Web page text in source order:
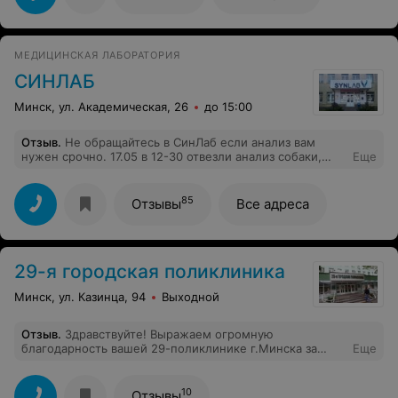
высококвалифицированными специалистами. Теперь
только к Вам
МЕДИЦИНСКАЯ ЛАБОРАТОРИЯ
СИНЛАБ
Минск, ул. Академическая, 26 до 15:00
Отзыв. Не обращайтесь в СинЛаб если анализ вам
нужен срочно. 17.05 в 12-30 отвезли анализ собаки,
плохом состоянии. Около 16 часов позвонили, нам
ответили что анализ готов, уточнили почту и сказали
что сейчас отправят. В 16-45 собака умерла. Сегодня
уже 18.05 23-00 администраторы СинЛаб так и не
нашли времени нажать на кнопку для отправки
собственниками, которые держат таких сотрудников,
чтобы их по жизни окружали такие же профессионалы
как они сами.
Еще
Отзывы85 Все адреса
29-я городская поликлиника
Минск, ул. Казинца, 94 Выходной
Отзыв. Здравствуйте! Выражаем огромную
благодарность вашей 29-поликлинике г.Минска за
19! Делали этот тест на пару с
подругой,14.07.2020.Предварительно записались по
Еще
10